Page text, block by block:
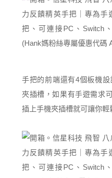
手把的前端還有4個板機
夾插槽，如果有手遊需求
插上手機夾插槽就可讓你輕